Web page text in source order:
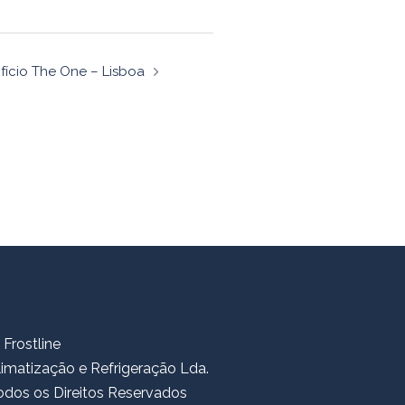
The One – Lisboa
e Refrigeração Lda.
os Direitos Reservados